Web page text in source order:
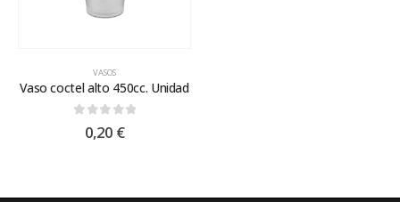
VASOS
Vaso coctel alto 450cc. Unidad
out of 5
0,20 €